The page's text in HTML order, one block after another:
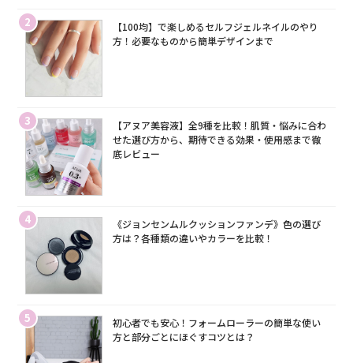
2
【100均】で楽しめるセルフジェルネイルのやり
方！必要なものから簡単デザインまで
3
【アヌア美容液】全9種を比較！肌質・悩みに合わ
せた選び方から、期待できる効果・使用感まで徹
底レビュー
4
《ジョンセンムルクッションファンデ》色の選び
方は？各種類の違いやカラーを比較！
5
初心者でも安心！フォームローラーの簡単な使い
方と部分ごとにほぐすコツとは？